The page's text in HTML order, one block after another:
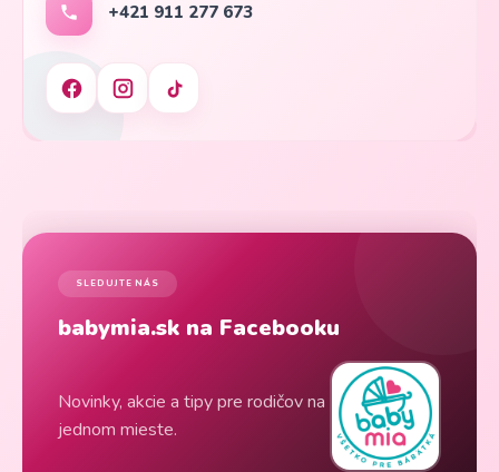
+421 911 277 673
SLEDUJTE NÁS
babymia.sk na Facebooku
Novinky, akcie a tipy pre rodičov na
jednom mieste.